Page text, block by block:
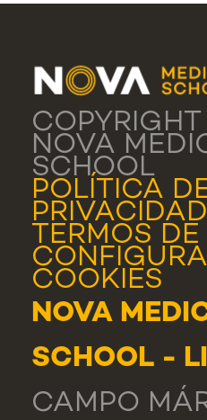
NOVA
SCHOOL
POLÍTICA
TERMOS
COOKIES
NOVA
SCHOOL -
CAMPO